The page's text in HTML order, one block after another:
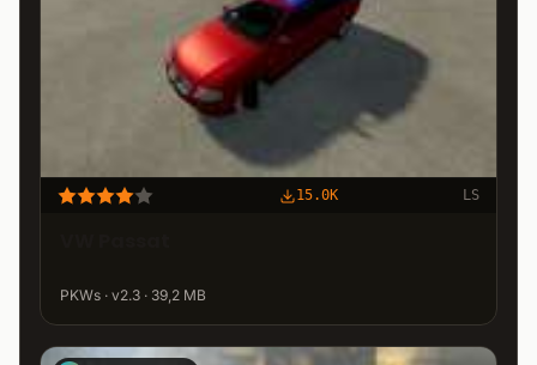
15.0K LS
PKWs · v2.3 · 39,2 MB